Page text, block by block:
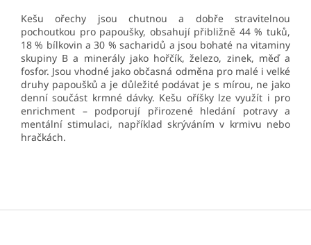
Kešu ořechy jsou chutnou a dobře stravitelnou
pochoutkou pro papoušky, obsahují přibližně 44 % tuků,
18 % bílkovin a 30 % sacharidů a jsou bohaté na vitaminy
skupiny B a minerály jako hořčík, železo, zinek, měď a
fosfor. Jsou vhodné jako občasná odměna pro malé i velké
druhy papoušků a je důležité podávat je s mírou, ne jako
denní součást krmné dávky. Kešu oříšky lze využít i pro
enrichment – podporují přirozené hledání potravy a
mentální stimulaci, například skrýváním v krmivu nebo
hračkách.
Z